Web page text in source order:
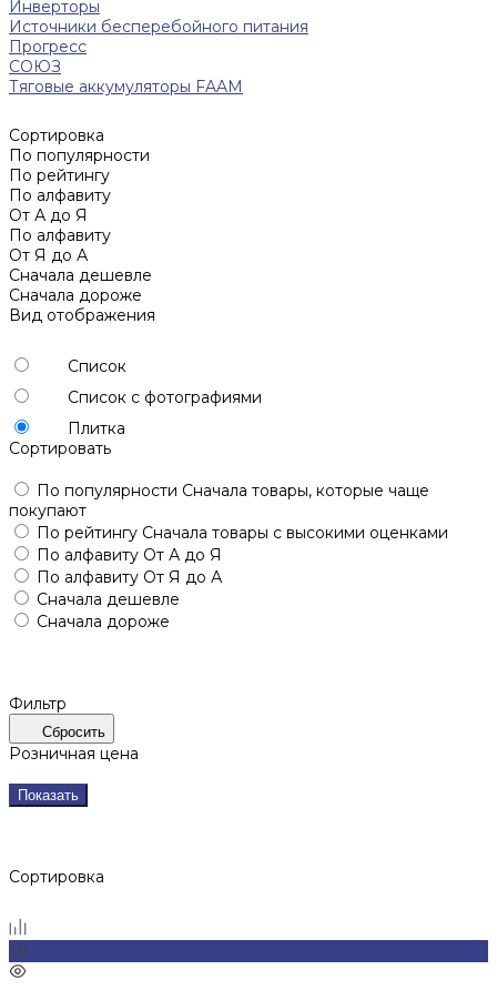
Инверторы
Источники бесперебойного питания
Прогресс
СОЮЗ
Тяговые аккумуляторы FAAM
Сортировка
По популярности
По рейтингу
По алфавиту
От А до Я
По алфавиту
От Я до А
Сначала дешевле
Сначала дороже
Вид отображения
Список
Список с фотографиями
Плитка
Сортировать
По популярности Сначала товары, которые чаще
покупают
По рейтингу Сначала товары с высокими оценками
По алфавиту От А до Я
По алфавиту От Я до А
Сначала дешевле
Сначала дороже
Фильтр
Сбросить
Розничная цена
Показать
Сортировка